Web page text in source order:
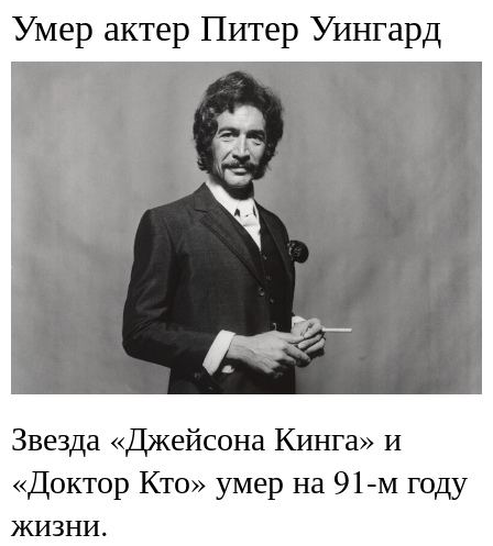
Умер актер Питер Уингард
Звезда «Джейсона Кинга» и
«Доктор Кто» умер на 91-м году
жизни.